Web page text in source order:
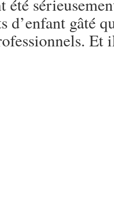
été
d’enfant gâté
Et